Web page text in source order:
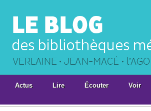
Actus Lire Écouter Voir